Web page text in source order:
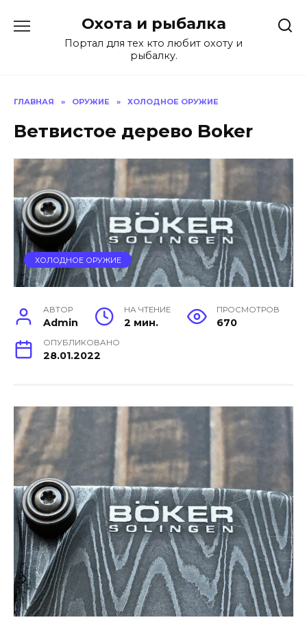
содержанию
Охота и рыбалка
Портал для тех кто любит охоту и
рыбалку.
ГЛАВНАЯ » ОРУЖИЕ » ХОЛОДНОЕ ОРУЖИЕ
Ветвистое дерево Boker
ХОЛОДНОЕ ОРУЖИЕ
АВТОР
Admin
НА ЧТЕНИЕ
2 мин.
ПРОСМОТРОВ
670
ОПУБЛИКОВАНО
28.01.2022